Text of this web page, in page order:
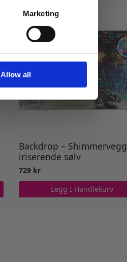
Marketing
Allow all
Backdrop – Shimmervegg
iriserende sølv
729 kr
Legg I Handlekurv